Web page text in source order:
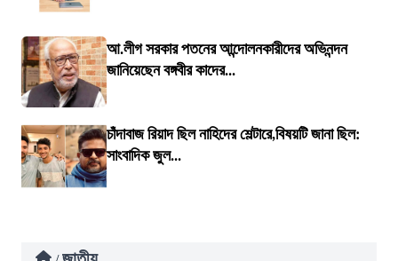
আ.লীগ সরকার পতনের আন্দোলনকারীদের অভিনন্দন
জানিয়েছেন বঙ্গবীর কাদের...
চাঁদাবাজ রিয়াদ ছিল নাহিদের শেল্টারে,বিষয়টি জানা ছিল:
সাংবাদিক জুল...